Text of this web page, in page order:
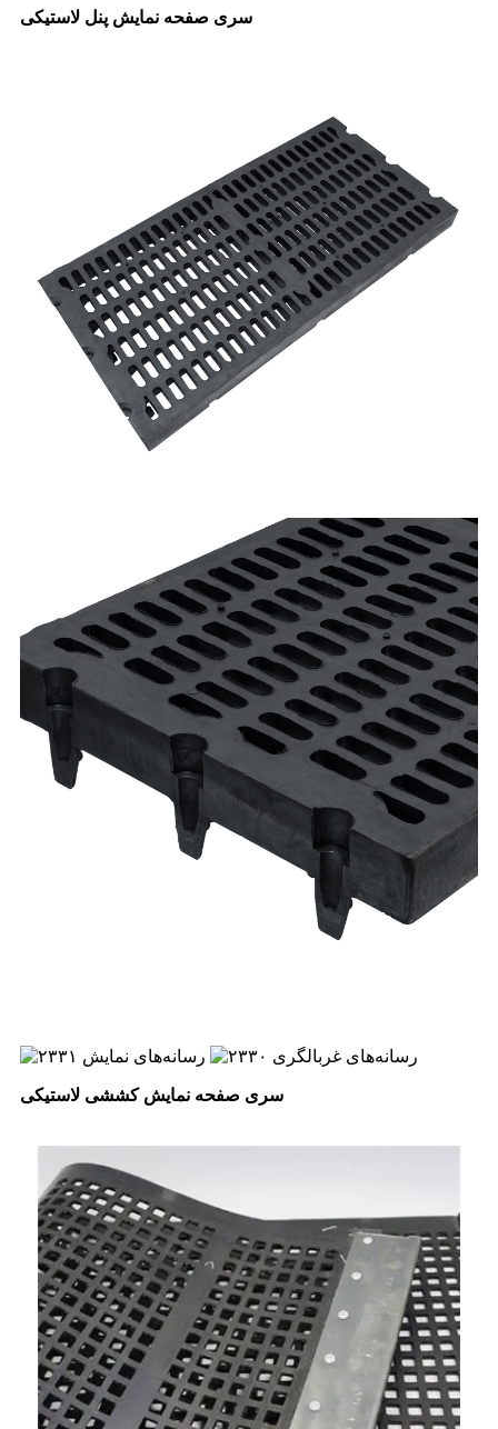
سری صفحه نمایش پنل لاستیکی
سری صفحه نمایش کششی لاستیکی